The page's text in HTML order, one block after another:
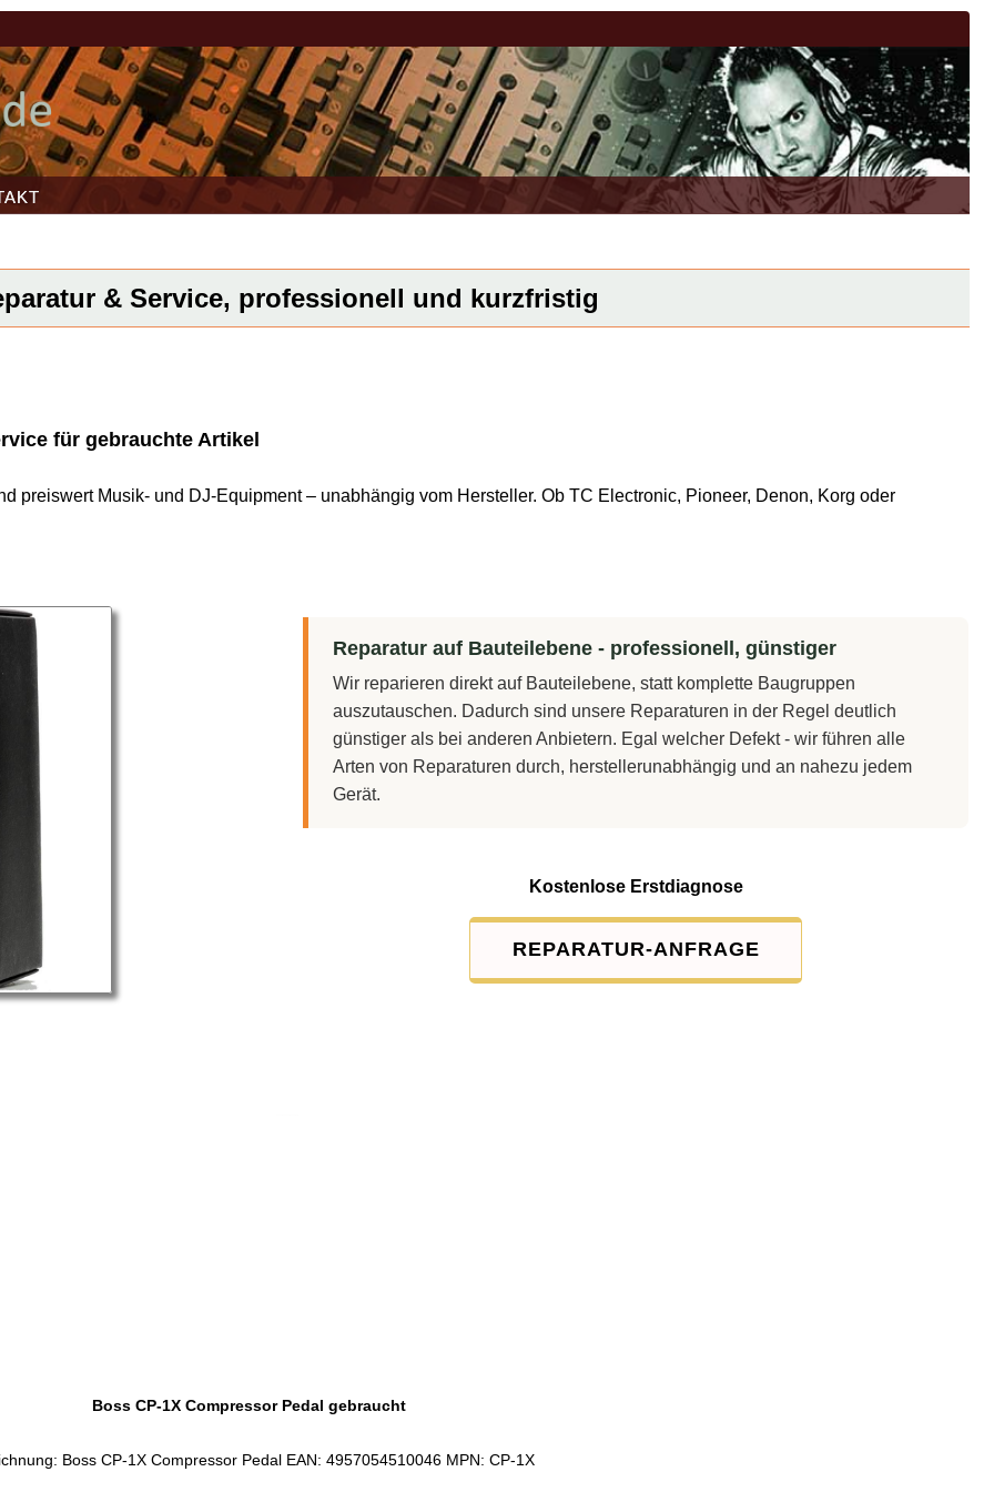
& Service, professionell und kurzfristig
für gebrauchte Artikel
preiswert Musik- und DJ-Equipment – unabhängig vom Hersteller. Ob TC Electronic, Pioneer, Denon, Korg oder
Reparatur auf Bauteilebene - professionell, günstiger
Wir reparieren direkt auf Bauteilebene, statt komplette Baugruppen
auszutauschen. Dadurch sind unsere Reparaturen in der Regel deutlich
günstiger als bei anderen Anbietern. Egal welcher Defekt - wir führen alle
Arten von Reparaturen durch, herstellerunabhängig und an nahezu jedem
Gerät.
Kostenlose Erstdiagnose
REPARATUR-ANFRAGE
Boss CP-1X Compressor Pedal gebraucht
Boss CP-1X Compressor Pedal EAN: 4957054510046 MPN: CP-1X